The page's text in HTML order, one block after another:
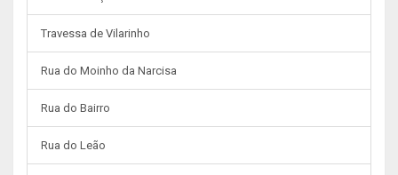
Travessa de Vilarinho
Rua do Moinho da Narcisa
Rua do Bairro
Rua do Leão